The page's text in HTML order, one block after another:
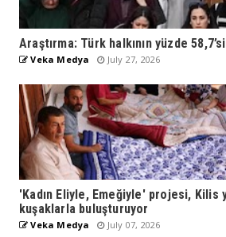
Araştırma: Türk halkının yüzde
Veka Medya July 27, 2026
'Kadın Eliyle, Emeğiyle' projesi, Kilis
kuşaklarla buluşturuyor
Veka Medya July 07, 2026